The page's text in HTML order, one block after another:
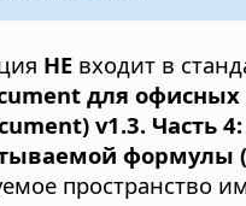
НЕ входит в
для
v1.3. Часть
формулы
пространство